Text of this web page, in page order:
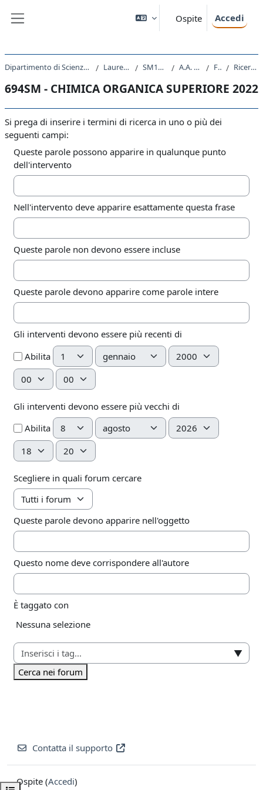
Ospite Accedi
Dipartimento di Scienze Chimiche e Farmaceutiche Laurea Magistrale SM13 - CHIMICA A.A. 2022 - 2023 Forum Ricerca avanzata
694SM - CHIMICA ORGANICA SUPERIORE 2022
Si prega di inserire i termini di ricerca in uno o più dei
seguenti campi:
Queste parole possono apparire in qualunque punto
dell'intervento
Nell'intervento deve apparire esattamente questa frase
Queste parole non devono essere incluse
Queste parole devono apparire come parole intere
Gli interventi devono essere più recenti di
Abilita Giorno Mese
Anno
Ora
Minuto
Gli interventi devono essere più vecchi di
Abilita Giorno Mese
Anno
Ora
Minuto
Scegliere in quali forum cercare
Queste parole devono apparire nell'oggetto
Questo nome deve corrispondere all'autore
È taggato con
Elementi selezionati:
Nessuna selezione
▼
Cerca nei forum
Contatta il supporto
Ospite (Accedi)